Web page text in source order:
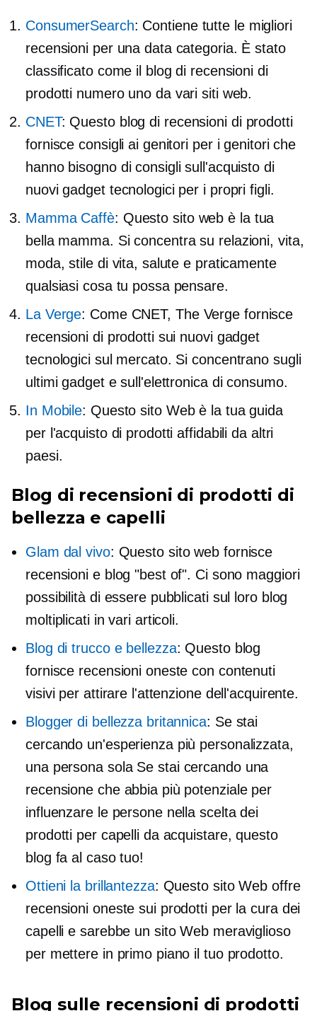
ConsumerSearch: Contiene tutte le migliori
recensioni per una data categoria. È stato
classificato come il blog di recensioni di
prodotti numero uno da vari siti web.
CNET: Questo blog di recensioni di prodotti
fornisce consigli ai genitori per i genitori che
hanno bisogno di consigli sull'acquisto di
nuovi gadget tecnologici per i propri figli.
Mamma Caffè: Questo sito web è la tua
bella mamma. Si concentra su relazioni, vita,
moda, stile di vita, salute e praticamente
qualsiasi cosa tu possa pensare.
La Verge: Come CNET, The Verge fornisce
recensioni di prodotti sui nuovi gadget
tecnologici sul mercato. Si concentrano sugli
ultimi gadget e sull'elettronica di consumo.
In Mobile: Questo sito Web è la tua guida
per l'acquisto di prodotti affidabili da altri
paesi.
Blog di recensioni di prodotti di
bellezza e capelli
Glam dal vivo: Questo sito web fornisce
recensioni e blog "best of". Ci sono maggiori
possibilità di essere pubblicati sul loro blog
moltiplicati in vari articoli.
Blog di trucco e bellezza: Questo blog
fornisce recensioni oneste con contenuti
visivi per attirare l'attenzione dell'acquirente.
Blogger di bellezza britannica: Se stai
cercando un'esperienza più personalizzata,
una persona solaSe stai cercando una
recensione che abbia più potenziale per
influenzare le persone nella scelta dei
prodotti per capelli da acquistare, questo
blog fa al caso tuo!
Ottieni la brillantezza: Questo sito Web offre
recensioni oneste sui prodotti per la cura dei
capelli e sarebbe un sito Web meraviglioso
per mettere in primo piano il tuo prodotto.
Blog sulle recensioni di prodotti